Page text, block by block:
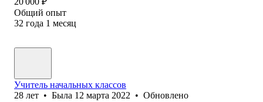
Общий опыт
32 года 1 месяц
Учитель начальных классов
28 лет • Была 12 марта 2022 • Обновлено